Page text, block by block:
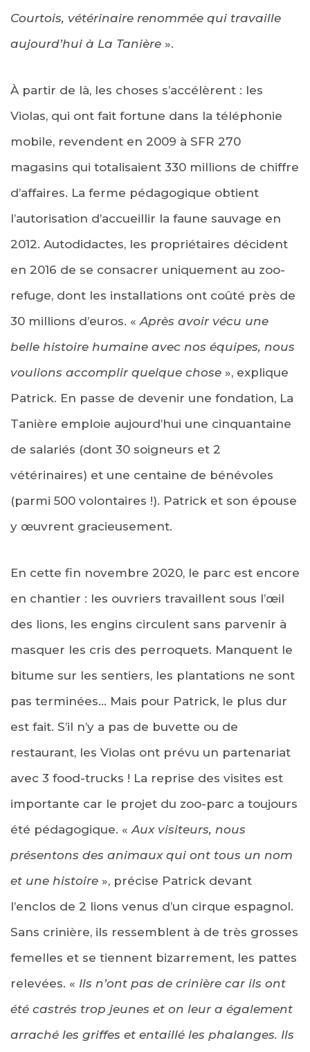
Courtois, vétérinaire renommée qui travaille
aujourd’hui à La Tanière ».
À partir de là, les choses s’accélèrent : les
Violas, qui ont fait fortune dans la téléphonie
mobile, revendent en 2009 à SFR 270
magasins qui totalisaient 330 millions de chiffre
d’affaires. La ferme pédagogique obtient
l’autorisation d’accueillir la faune sauvage en
2012. Autodidactes, les propriétaires décident
en 2016 de se consacrer uniquement au zoo-
refuge, dont les installations ont coûté près de
30 millions d’euros. « Après avoir vécu une
belle histoire humaine avec nos équipes, nous
voulions accomplir quelque chose », explique
Patrick. En passe de devenir une fondation, La
Tanière emploie aujourd’hui une cinquantaine
de salariés (dont 30 soigneurs et 2
vétérinaires) et une centaine de bénévoles
(parmi 500 volontaires !). Patrick et son épouse
y œuvrent gracieusement.
En cette fin novembre 2020, le parc est encore
en chantier : les ouvriers travaillent sous l’œil
des lions, les engins circulent sans parvenir à
masquer les cris des perroquets. Manquent le
bitume sur les sentiers, les plantations ne sont
pas terminées… Mais pour Patrick, le plus dur
est fait. S’il n’y a pas de buvette ou de
restaurant, les Violas ont prévu un partenariat
avec 3 food-trucks ! La reprise des visites est
importante car le projet du zoo-parc a toujours
été pédagogique. « Aux visiteurs, nous
présentons des animaux qui ont tous un nom
et une histoire », précise Patrick devant
l’enclos de 2 lions venus d’un cirque espagnol.
Sans crinière, ils ressemblent à de très grosses
femelles et se tiennent bizarrement, les pattes
relevées. « Ils n’ont pas de crinière car ils ont
été castrés trop jeunes et on leur a également
arraché les griffes et entaillé les phalanges. Ils